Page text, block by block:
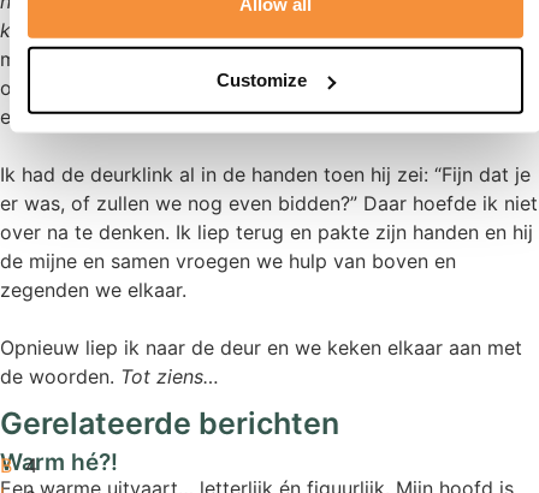
Customize
kunnen rijden en hij wilde nog bij mij op bezoek komen)
maar mocht dat niet zo zijn, dan hadden we samen de
overtuiging dat we elkaar boven terug zouden zien en
elkaar zouden opzoeken.
Ik had de deurklink al in de handen toen hij zei: “Fijn dat je
er was, of zullen we nog even bidden?” Daar hoefde ik niet
over na te denken. Ik liep terug en pakte zijn handen en hij
de mijne en samen vroegen we hulp van boven en
zegenden we elkaar.
Opnieuw liep ik naar de deur en we keken elkaar aan met
de woorden. Tot ziens…
Gerelateerde berichten
4
B
Warm hé?!
Een warme uitvaart… letterlijk én figuurlijk. Mijn hoofd is